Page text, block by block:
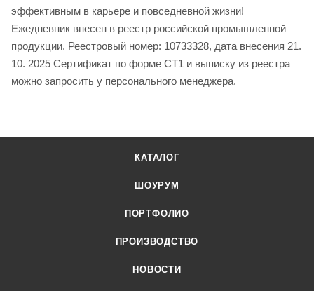
эффективным в карьере и повседневной жизни!
Ежедневник внесен в реестр российской промышленной
продукции. Реестровый номер: 10733328, дата внесения 21.
10. 2025 Сертификат по форме СТ1 и выписку из реестра
можно запросить у персонального менеджера.
КАТАЛОГ
ШОУРУМ
ПОРТФОЛИО
ПРОИЗВОДСТВО
НОВОСТИ